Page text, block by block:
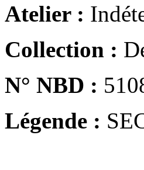
Atelier :
Collection :
N° NBD :
Légende :